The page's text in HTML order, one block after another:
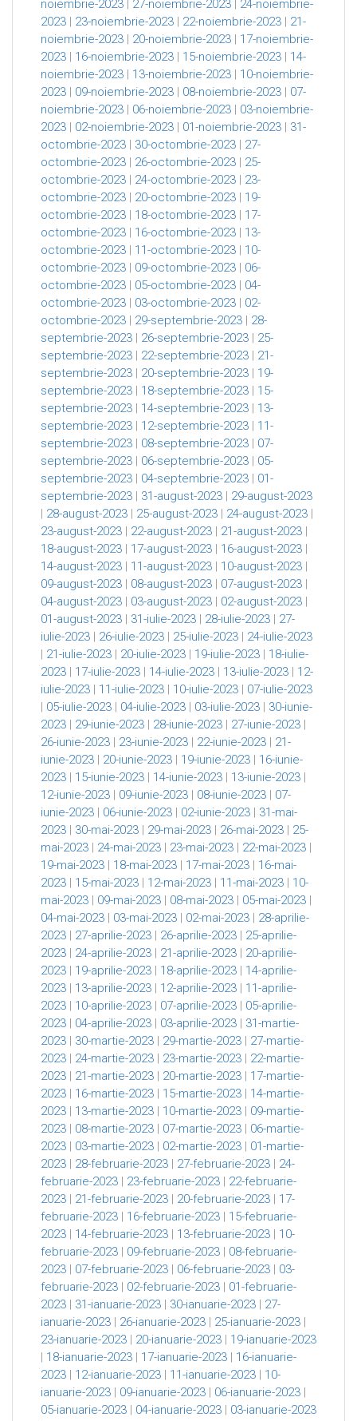
noiembrie-2023 27-noiembrie-2023
24-noiembrie-
2023 | 23-noiembrie-2023 | 22-noiembrie-2023 | 21-
noiembrie-2023 | 20-noiembrie-2023 | 17-noiembrie-
2023 | 16-noiembrie-2023 | 15-noiembrie-2023 | 14-
noiembrie-2023 | 13-noiembrie-2023 | 10-noiembrie-
2023 | 09-noiembrie-2023 | 08-noiembrie-2023 | 07-
noiembrie-2023 | 06-noiembrie-2023 | 03-noiembrie-
2023 | 02-noiembrie-2023 | 01-noiembrie-2023 | 31-
octombrie-2023 | 30-octombrie-2023 | 27-
octombrie-2023 | 26-octombrie-2023 | 25-
octombrie-2023 | 24-octombrie-2023 | 23-
octombrie-2023 | 20-octombrie-2023 | 19-
octombrie-2023 | 18-octombrie-2023 | 17-
octombrie-2023 | 16-octombrie-2023 | 13-
octombrie-2023 | 11-octombrie-2023 | 10-
octombrie-2023 | 09-octombrie-2023 | 06-
octombrie-2023 | 05-octombrie-2023 | 04-
octombrie-2023 | 03-octombrie-2023 | 02-
octombrie-2023 | 29-septembrie-2023 | 28-
septembrie-2023 | 26-septembrie-2023 | 25-
septembrie-2023 | 22-septembrie-2023 | 21-
septembrie-2023 | 20-septembrie-2023 | 19-
septembrie-2023 | 18-septembrie-2023 | 15-
septembrie-2023 | 14-septembrie-2023 | 13-
septembrie-2023 | 12-septembrie-2023 | 11-
septembrie-2023 | 08-septembrie-2023 | 07-
septembrie-2023 | 06-septembrie-2023 | 05-
septembrie-2023 | 04-septembrie-2023 | 01-
septembrie-2023 | 31-august-2023 | 29-august-2023
| 28-august-2023 | 25-august-2023 | 24-august-2023 |
23-august-2023 | 22-august-2023 | 21-august-2023 |
18-august-2023 | 17-august-2023 | 16-august-2023 |
14-august-2023 | 11-august-2023 | 10-august-2023 |
09-august-2023 | 08-august-2023 | 07-august-2023 |
04-august-2023 | 03-august-2023 | 02-august-2023 |
01-august-2023 | 31-iulie-2023 | 28-iulie-2023 | 27-
iulie-2023 | 26-iulie-2023 | 25-iulie-2023 | 24-iulie-2023
| 21-iulie-2023 | 20-iulie-2023 | 19-iulie-2023 | 18-iulie-
2023 | 17-iulie-2023 | 14-iulie-2023 | 13-iulie-2023 | 12-
iulie-2023 | 11-iulie-2023 | 10-iulie-2023 | 07-iulie-2023
| 05-iulie-2023 | 04-iulie-2023 | 03-iulie-2023 | 30-iunie-
2023 | 29-iunie-2023 | 28-iunie-2023 | 27-iunie-2023 |
26-iunie-2023 | 23-iunie-2023 | 22-iunie-2023 | 21-
iunie-2023 | 20-iunie-2023 | 19-iunie-2023 | 16-iunie-
2023 | 15-iunie-2023 | 14-iunie-2023 | 13-iunie-2023 |
12-iunie-2023 | 09-iunie-2023 | 08-iunie-2023 | 07-
iunie-2023 | 06-iunie-2023 | 02-iunie-2023 | 31-mai-
2023 | 30-mai-2023 | 29-mai-2023 | 26-mai-2023 | 25-
mai-2023 | 24-mai-2023 | 23-mai-2023 | 22-mai-2023 |
19-mai-2023 | 18-mai-2023 | 17-mai-2023 | 16-mai-
2023 | 15-mai-2023 | 12-mai-2023 | 11-mai-2023 | 10-
mai-2023 | 09-mai-2023 | 08-mai-2023 | 05-mai-2023 |
04-mai-2023 | 03-mai-2023 | 02-mai-2023 | 28-aprilie-
2023 | 27-aprilie-2023 | 26-aprilie-2023 | 25-aprilie-
2023 | 24-aprilie-2023 | 21-aprilie-2023 | 20-aprilie-
2023 | 19-aprilie-2023 | 18-aprilie-2023 | 14-aprilie-
2023 | 13-aprilie-2023 | 12-aprilie-2023 | 11-aprilie-
2023 | 10-aprilie-2023 | 07-aprilie-2023 | 05-aprilie-
2023 | 04-aprilie-2023 | 03-aprilie-2023 | 31-martie-
2023 | 30-martie-2023 | 29-martie-2023 | 27-martie-
2023 | 24-martie-2023 | 23-martie-2023 | 22-martie-
2023 | 21-martie-2023 | 20-martie-2023 | 17-martie-
2023 | 16-martie-2023 | 15-martie-2023 | 14-martie-
2023 | 13-martie-2023 | 10-martie-2023 | 09-martie-
2023 | 08-martie-2023 | 07-martie-2023 | 06-martie-
2023 | 03-martie-2023 | 02-martie-2023 | 01-martie-
2023 | 28-februarie-2023 | 27-februarie-2023 | 24-
februarie-2023 | 23-februarie-2023 | 22-februarie-
2023 | 21-februarie-2023 | 20-februarie-2023 | 17-
februarie-2023 | 16-februarie-2023 | 15-februarie-
2023 | 14-februarie-2023 | 13-februarie-2023 | 10-
februarie-2023 | 09-februarie-2023 | 08-februarie-
2023 | 07-februarie-2023 | 06-februarie-2023 | 03-
februarie-2023 | 02-februarie-2023 | 01-februarie-
2023 | 31-ianuarie-2023 | 30-ianuarie-2023 | 27-
ianuarie-2023 | 26-ianuarie-2023 | 25-ianuarie-2023 |
23-ianuarie-2023 | 20-ianuarie-2023 | 19-ianuarie-2023
| 18-ianuarie-2023 | 17-ianuarie-2023 | 16-ianuarie-
2023 | 12-ianuarie-2023 | 11-ianuarie-2023 | 10-
ianuarie-2023 | 09-ianuarie-2023 | 06-ianuarie-2023 |
05-ianuarie-2023 | 04-ianuarie-2023 | 03-ianuarie-2023